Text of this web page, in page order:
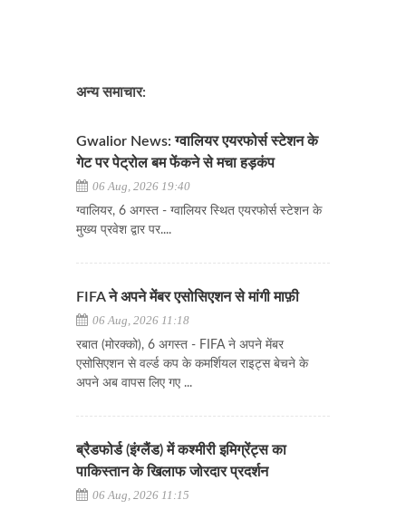
अन्य समाचार:
Gwalior News: ग्वालियर एयरफोर्स स्टेशन के
गेट पर पेट्रोल बम फेंकने से मचा हड़कंप
06 Aug, 2026 19:40
ग्वालियर, 6 अगस्त - ग्वालियर स्थित एयरफोर्स स्टेशन के
मुख्य प्रवेश द्वार पर....
FIFA ने अपने मेंबर एसोसिएशन से मांगी माफ़ी
06 Aug, 2026 11:18
रबात (मोरक्को), 6 अगस्त - FIFA ने अपने मेंबर
एसोसिएशन से वर्ल्ड कप के कमर्शियल राइट्स बेचने के
अपने अब वापस लिए गए ...
ब्रैडफोर्ड (इंग्लैंड) में कश्मीरी इमिग्रेंट्स का
पाकिस्तान के खिलाफ जोरदार प्रदर्शन
06 Aug, 2026 11:15